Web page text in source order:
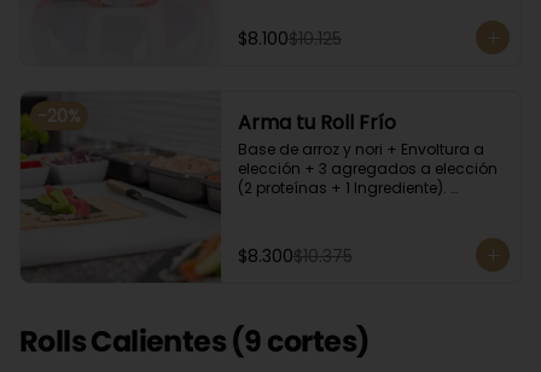
$8.100$10.125
-20% Arma tu Roll Frío
Base de arroz y nori + Envoltura a
elección + 3 agregados a elección
(2 proteínas + 1 Ingrediente).
$8.300$10.375
Rolls Calientes (9 cortes)